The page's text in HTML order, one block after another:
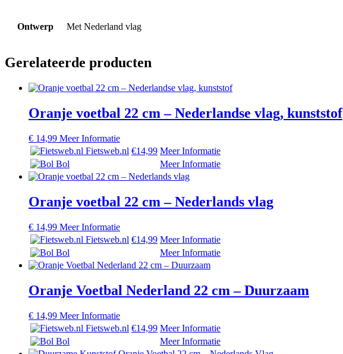
Ontwerp Met Nederland vlag
Gerelateerde producten
Oranje voetbal 22 cm – Nederlandse vlag, kunststof
€ 14,99 Meer Informatie
Fietsweb.nl €14,99 Meer Informatie
Bol
Meer Informatie
Oranje voetbal 22 cm – Nederlands vlag
€ 14,99 Meer Informatie
Fietsweb.nl €14,99 Meer Informatie
Bol
Meer Informatie
Oranje Voetbal Nederland 22 cm – Duurzaam
€ 14,99 Meer Informatie
Fietsweb.nl €14,99 Meer Informatie
Bol
Meer Informatie